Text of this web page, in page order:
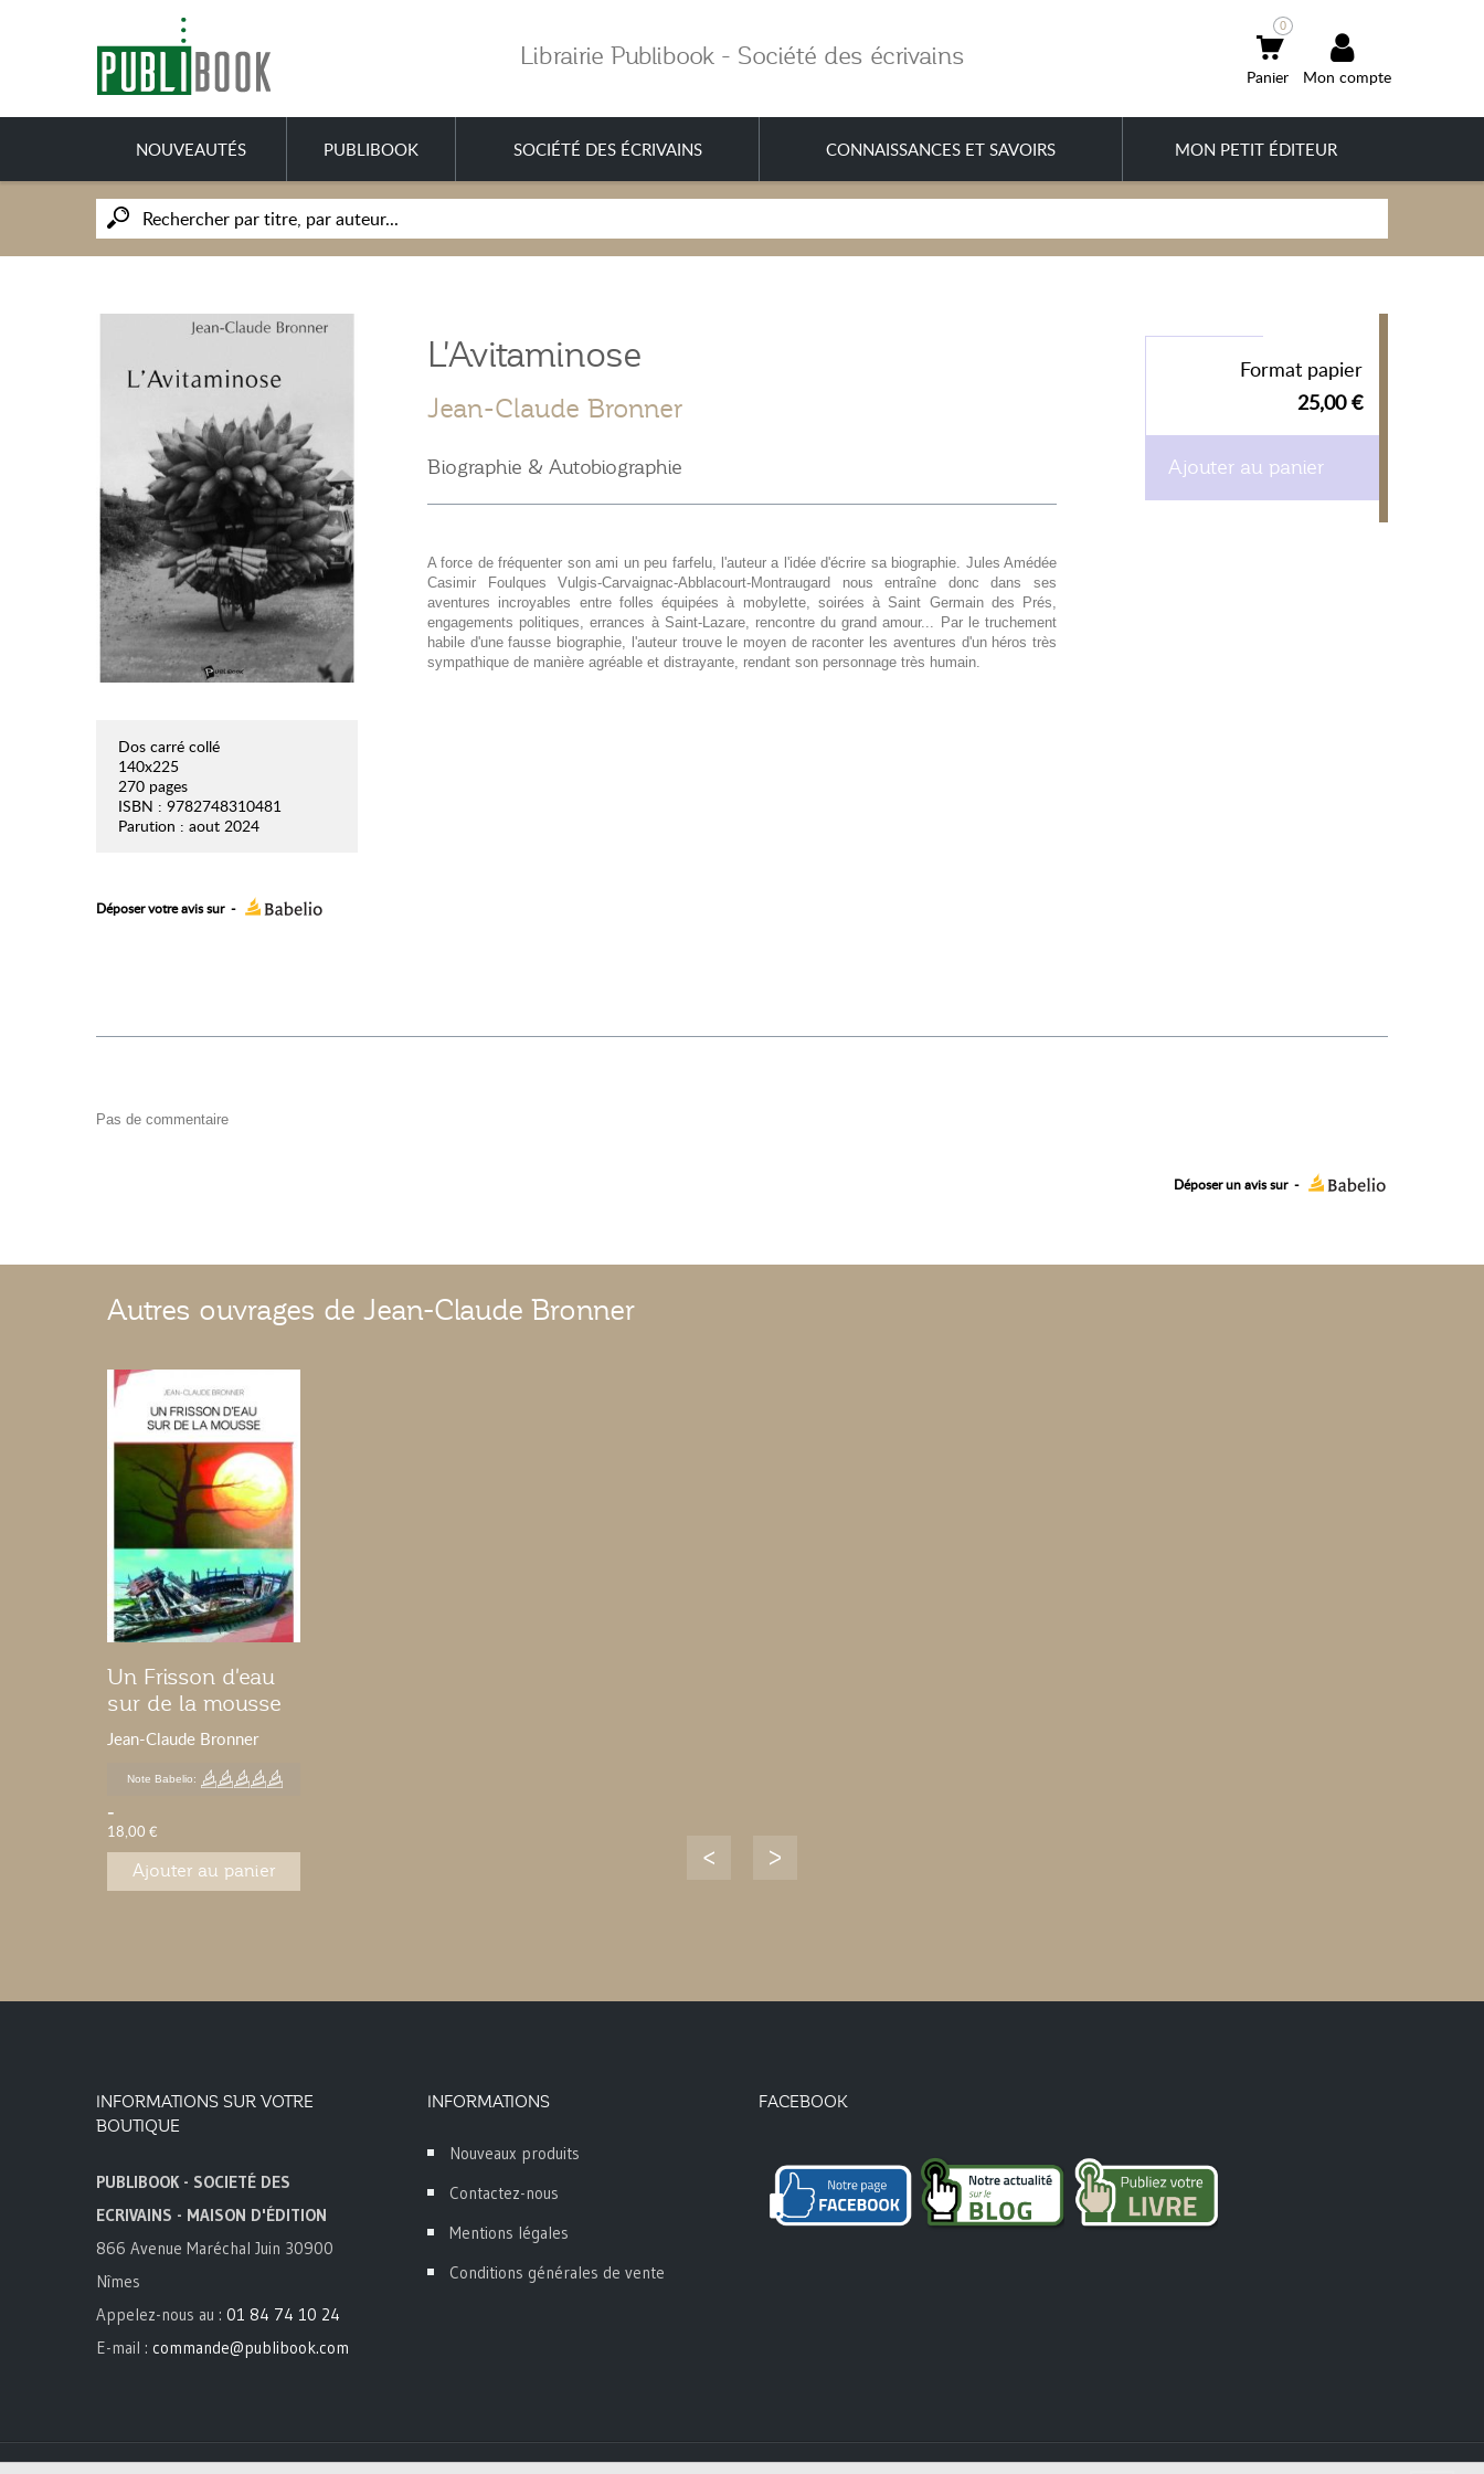
Librairie Publibook - Société des écrivains
Mon compte
0
NOUVEAUTÉS PUBLIBOOK SOCIÉTÉ DES ÉCRIVAINS CONNAISSANCES ET SAVOIRS MON PETIT ÉDITEUR
Dos carré collé
140x225
270 pages
ISBN : 9782748310481
Parution : aout 2024
Déposer votre avis sur -
L'Avitaminose
Jean-Claude Bronner
Biographie & Autobiographie
A force de fréquenter son ami un peu farfelu, l'auteur a l'idée d'écrire sa biographie. Jules Amédée
Casimir Foulques Vulgis-Carvaignac-Abblacourt-Montraugard nous entraîne donc dans ses
aventures incroyables entre folles équipées à mobylette, soirées à Saint Germain des Prés,
engagements politiques, errances à Saint-Lazare, rencontre du grand amour... Par le truchement
habile d'une fausse biographie, l'auteur trouve le moyen de raconter les aventures d'un héros très
sympathique de manière agréable et distrayante, rendant son personnage très humain.
Format papier
25,00 €
Ajouter au panier
Pas de commentaire
Déposer un avis sur -
Autres ouvrages de Jean-Claude Bronner
Un Frisson d'eau
sur de la mousse
Jean-Claude Bronner
Note Babelio:
-
18,00 €
Ajouter au panier
INFORMATIONS SUR VOTRE
BOUTIQUE
PUBLIBOOK - SOCIETÉ DES
ECRIVAINS - MAISON D'ÉDITION
866 Avenue Maréchal Juin 30900
Nîmes
Appelez-nous au : 01 84 74 10 24
E-mail : commande@publibook.com
INFORMATIONS
Nouveaux produits
Contactez-nous
Mentions légales
Conditions générales de vente
FACEBOOK